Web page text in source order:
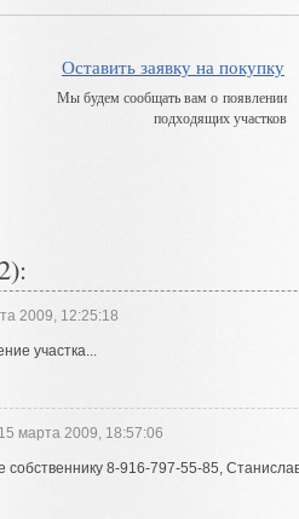
Оставить заявку на покупку
Мы будем сообщать вам о появлении
подходящих участков
2009, 12:25:18
участка...
15 марта 2009, 18:57:06
собственнику 8-916-797-55-85,